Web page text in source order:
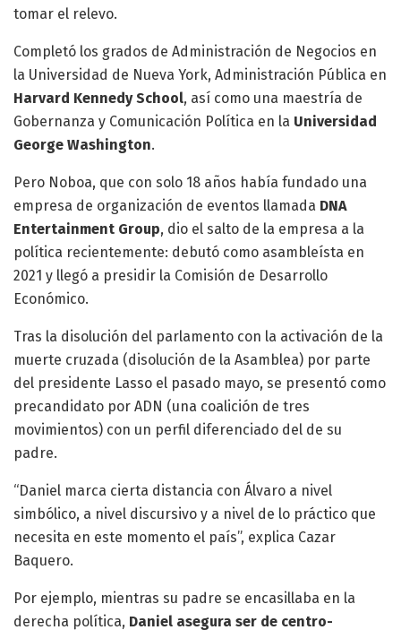
tomar el relevo.
Completó los grados de Administración de Negocios en
la Universidad de Nueva York, Administración Pública en
Harvard Kennedy School, así como una maestría de
Gobernanza y Comunicación Política en la Universidad
George Washington.
Pero Noboa, que con solo 18 años había fundado una
empresa de organización de eventos llamada DNA
Entertainment Group, dio el salto de la empresa a la
política recientemente: debutó como asambleísta en
2021 y llegó a presidir la Comisión de Desarrollo
Económico.
Tras la disolución del parlamento con la activación de la
muerte cruzada (disolución de la Asamblea) por parte
del presidente Lasso el pasado mayo, se presentó como
precandidato por ADN (una coalición de tres
movimientos) con un perfil diferenciado del de su
padre.
“Daniel marca cierta distancia con Álvaro a nivel
simbólico, a nivel discursivo y a nivel de lo práctico que
necesita en este momento el país”, explica Cazar
Baquero.
Por ejemplo, mientras su padre se encasillaba en la
derecha política, Daniel asegura ser de centro-